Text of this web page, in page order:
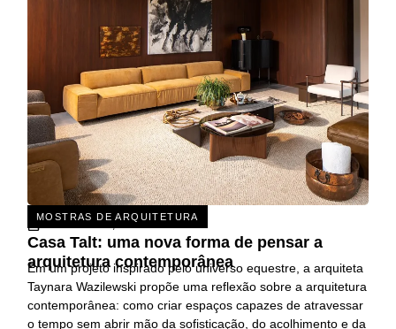
MOSTRAS DE ARQUITETURA
31 DE JULHO, 2026
Casa Talt: uma nova forma de pensar a
arquitetura contemporânea
Em um projeto inspirado pelo universo equestre, a arquiteta
Taynara Wazilewski propõe uma reflexão sobre a arquitetura
contemporânea: como criar espaços capazes de atravessar
o tempo sem abrir mão da sofisticação, do acolhimento e da